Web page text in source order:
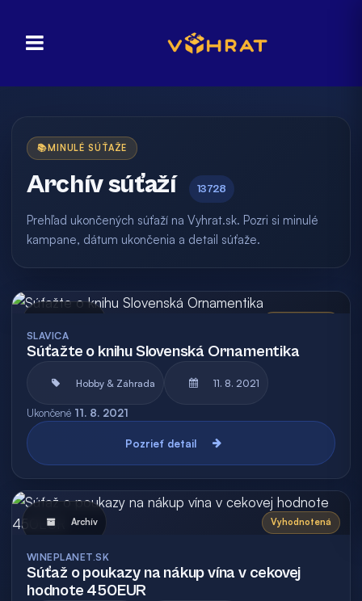
📚 MINULÉ SÚŤAŽE
Archív súťaží 13728
Prehľad ukončených súťaží na Vyhrat.sk. Pozri si minulé
kampane, dátum ukončenia a detail súťaže.
SLAVICA
Súťažte o knihu Slovenská Ornamentika
Hobby & Záhrada 11. 8. 2021
Ukončené 11. 8. 2021
Pozrieť detail
Archív Vyhodnotená
WINEPLANET.SK
Súťaž o poukazy na nákup vína v cekovej
hodnote 450EUR